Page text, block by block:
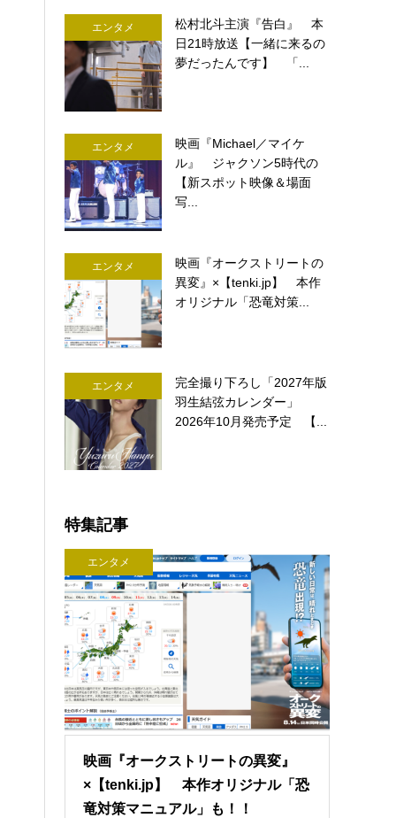
エンタメ
松村北斗主演『告白』 本
日21時放送【一緒に来るの
夢だったんです】 「...
エンタメ
映画『Michael／マイケ
ル』 ジャクソン5時代の
【新スポット映像＆場面
写...
エンタメ
映画『オークストリートの
異変』×【tenki.jp】 本作
オリジナル「恐竜対策...
エンタメ
完全撮り下ろし「2027年版
羽生結弦カレンダー」
2026年10月発売予定 【...
特集記事
エンタメ
映画『オークストリートの異変』
×【tenki.jp】 本作オリジナル「恐
竜対策マニュアル」も！！